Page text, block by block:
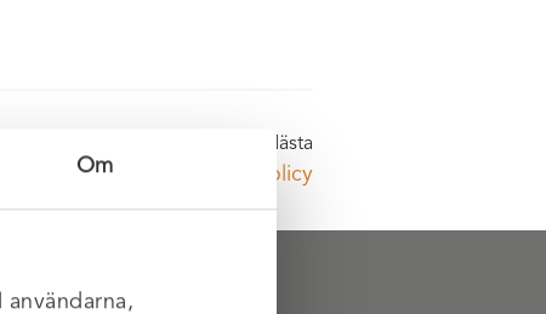
Om
Nästa
XR Kvalitetspolicy